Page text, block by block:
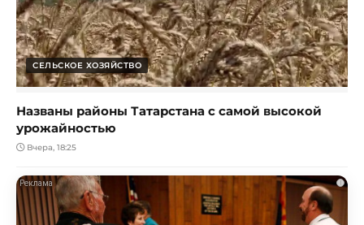
СЕЛЬСКОЕ ХОЗЯЙСТВО
Названы районы Татарстана с самой высокой
урожайностью
Вчера, 18:25
i